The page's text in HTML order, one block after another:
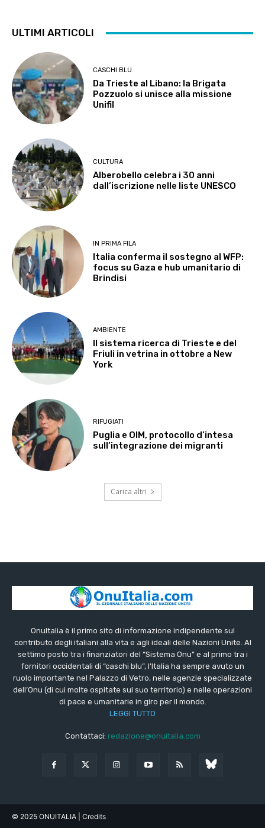
ULTIMI ARTICOLI
CASCHI BLU
Da Trieste al Libano: la Brigata
Pozzuolo si unisce alla missione
Unifil
CULTURA
Alberobello celebra i 30 anni
dall’iscrizione nelle liste UNESCO
IN PRIMA FILA
Italia conferma il sostegno al WFP:
focus su Gaza e hub umanitario di
Brindisi
AMBIENTE
Il sistema ricerca di Trieste e del
Friuli in vetrina in ottobre a New
York
RIFUGIATI
Puglia e OIM, protocollo d’intesa
sull’integrazione dei migranti
Carica altri
OnuItalia è il primo sito di informazione indipendente sul
contributo degli italiani alla vita e agli ideali delle Nazioni Unite. Al
settimo posto tra i finanziatori del “Sistema Onu” e al primo tra i
fornitori occidentali di “caschi blu”, l’Italia ha sempre avuto un
ruolo importante nel Palazzo di Vetro, nelle agenzie specializzate
dell’Onu (di cui molte ospitate sul suo territorio) e nelle operazioni
di pace e umanitarie in giro per il mondo.
LEGGI TUTTO
Contattaci: redazione@onuitalia.com
© 2025 ONUITALIA | Credits